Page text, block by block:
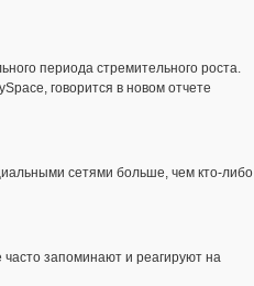
периода стремительного роста.
говорится в новом отчете
сетями больше, чем кто-либо
запоминают и реагируют на